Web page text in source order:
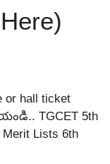
or hall ticket
TGCET 5th
Lists 6th